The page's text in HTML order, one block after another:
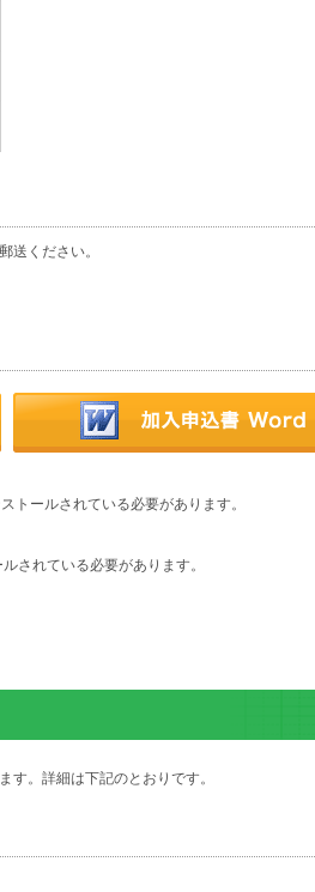
送ください。
ールされている必要があります。
されている必要があります。
す。詳細は下記のとおりです。